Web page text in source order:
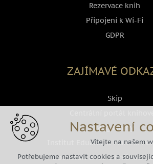
Rezervace knih
Připojení k Wi-Fi
GDPR
ZAJÍMAVÉ
Skip
Megaknihy
Institut Eduarda a Martina
Bookstart aneb s Knižkou
Nastavení
Vítejte na našem
Potřebujeme nastavit cookies a